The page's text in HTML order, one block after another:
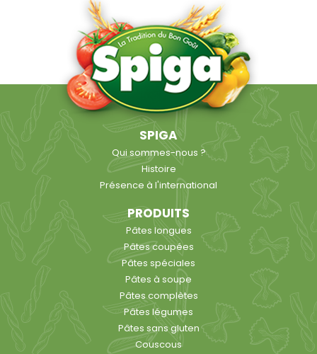
SPIGA
Qui sommes-nous ?
Histoire
Présence à l'international
PRODUITS
Pâtes longues
Pâtes coupées
Pâtes spéciales
Pâtes à soupe
Pâtes complètes
Pâtes légumes
Pâtes sans gluten
Couscous